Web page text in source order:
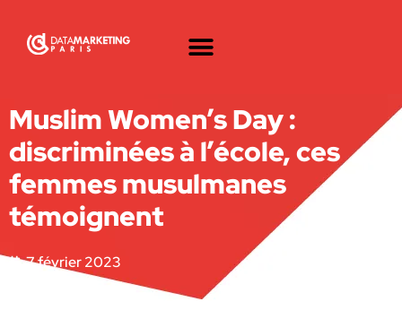
Muslim Women’s Day :
discriminées à l’école, ces
femmes musulmanes
témoignent
7 février 2023